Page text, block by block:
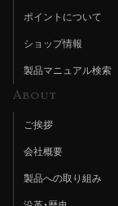
ポイントについて
ショップ情報
製品マニュアル検索
About
ご挨拶
会社概要
製品への取り組み